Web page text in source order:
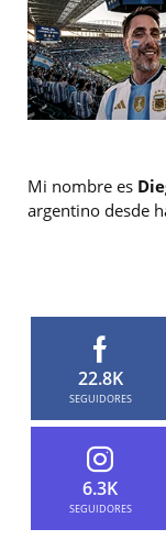
Mi nombre es
argentino desde
22.8K
SEGUIDORES
6.3K
SEGUIDORES